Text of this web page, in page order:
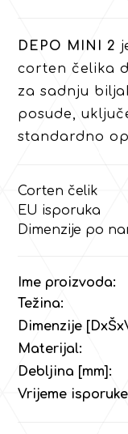
DEPO MINI 2
corten čelika
za sadnju
posude,
standardno
Corten čelik
EU isporuka
Dimenzije po
Ime proizvoda:
Težina:
Dimenzije
Materijal:
Debljina [mm]:
Vrijeme